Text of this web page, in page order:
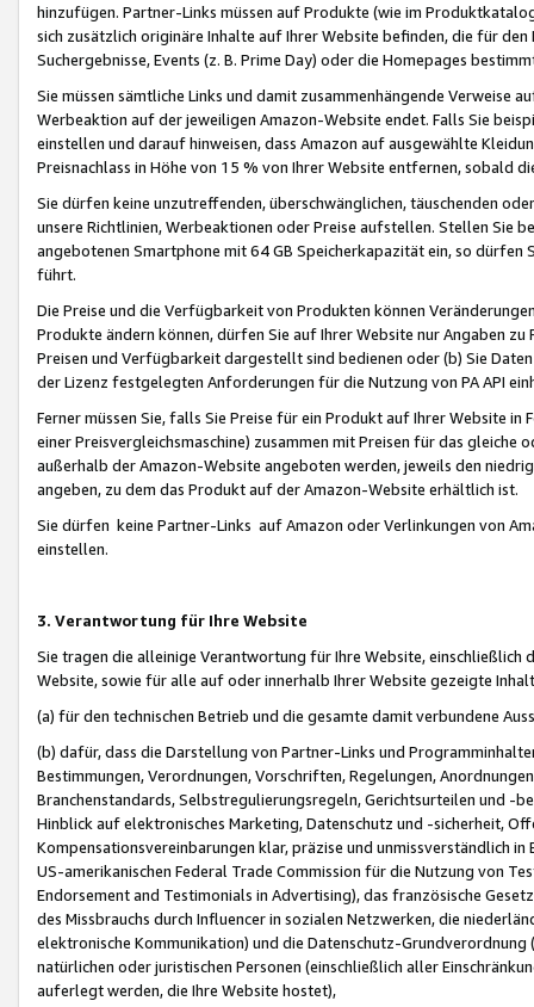
hinzufügen. Partner-Links müssen auf Produkte (wie im
sich zusätzlich originäre Inhalte auf Ihrer Website befinden, die für
Suchergebnisse, Events (z. B. Prime Day) oder die Homepages
Sie müssen sämtliche Links und damit zusammenhängende
Werbeaktion auf der jeweiligen Amazon-Website endet. Falls Sie
einstellen und darauf hinweisen, dass Amazon auf ausgewählte
Preisnachlass in Höhe von 15 % von Ihrer Website entfernen, sobald
Sie dürfen keine unzutreffenden, überschwänglichen, täuschenden
unsere Richtlinien, Werbeaktionen oder Preise aufstellen. Stellen Sie
angebotenen Smartphone mit 64 GB Speicherkapazität ein, so dürfen
führt.
Die Preise und die Verfügbarkeit von Produkten können
Produkte ändern können, dürfen Sie auf Ihrer Website nur Angaben
Preisen und Verfügbarkeit dargestellt sind bedienen oder (b) Sie
der Lizenz festgelegten Anforderungen für die Nutzung von PA API
Ferner müssen Sie, falls Sie Preise für ein Produkt auf Ihrer Website
einer Preisvergleichsmaschine) zusammen mit Preisen für das
außerhalb der Amazon-Website angeboten werden, jeweils den
angeben, zu dem das Produkt auf der Amazon-Website erhältlich ist.
Sie dürfen keine Partner-Links auf Amazon oder Verlinkungen von
einstellen.
3. Verantwortung für Ihre Website
Sie tragen die alleinige Verantwortung für Ihre Website,
Website, sowie für alle auf oder innerhalb Ihrer Website gezeigte
(a) für den technischen Betrieb und die gesamte damit verbundene
(b) dafür, dass die Darstellung von Partner-Links und
Bestimmungen, Verordnungen, Vorschriften, Regelungen,
Branchenstandards, Selbstregulierungsregeln, Gerichtsurteilen und -
Hinblick auf elektronisches Marketing, Datenschutz und -sicherheit,
Kompensationsvereinbarungen klar, präzise und unmissverständlich
US-amerikanischen Federal Trade Commission für die Nutzung von
Endorsement and Testimonials in Advertising), das französische
des Missbrauchs durch Influencer in sozialen Netzwerken, die
elektronische Kommunikation) und die Datenschutz-
natürlichen oder juristischen Personen (einschließlich aller
auferlegt werden, die Ihre Website hostet),